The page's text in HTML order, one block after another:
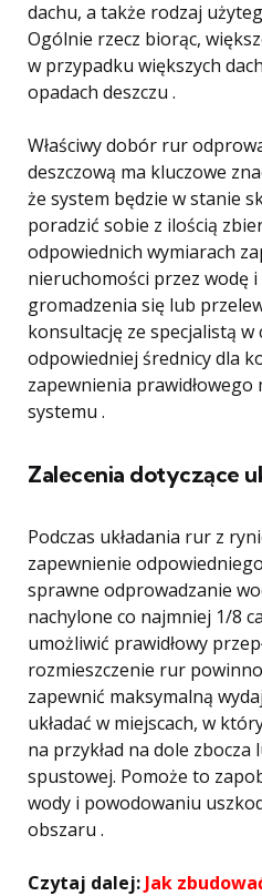
dachu, a także rodzaj
Ogólnie rzecz biorąc,
w przypadku większych
opadach deszczu .
Właściwy dobór rur
deszczową ma kluczowe
że ​​system będzie w stanie
poradzić sobie z ilością
odpowiednich wymiarach
nieruchomości przez wodę
gromadzenia się lub
konsultację ze specjalistą w
odpowiedniej średnicy dla
zapewnienia
systemu .
Zalecenia dotyczące
Podczas układania rur z
zapewnienie
sprawne odprowadzanie
nachylone co najmniej 1/8
umożliwić prawidłowy
rozmieszczenie rur
zapewnić maksymalną
układać w miejscach, w
na przykład na dole
spustowej. Pomoże to
wody i powodowaniu
obszaru .
Czytaj dalej: Jak